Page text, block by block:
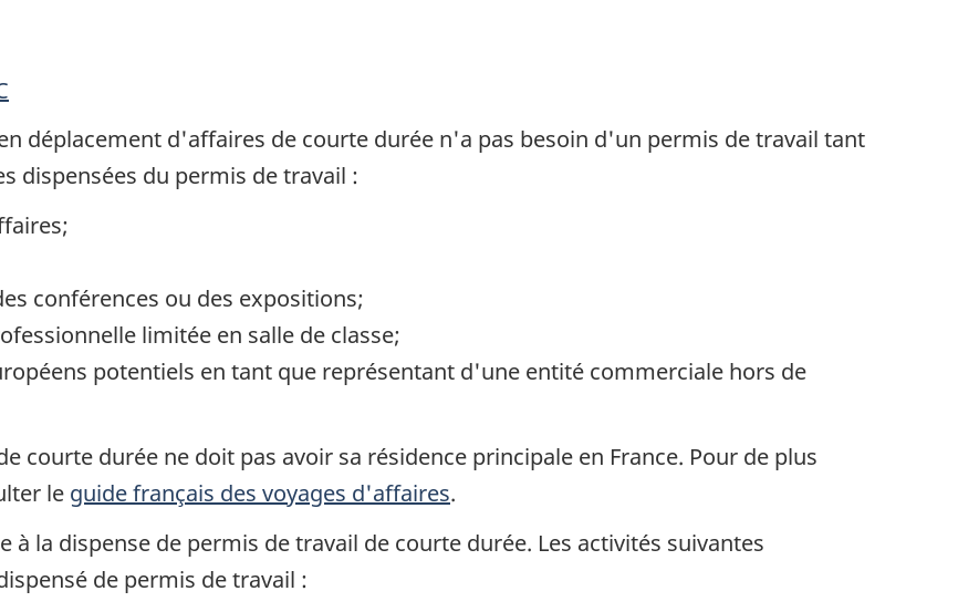
déplacement d'affaires de courte durée n'a pas besoin d'un permis de travail tant
dispensées du permis de travail :
conférences ou des expositions;
limitée en salle de classe;
potentiels en tant que représentant d'une entité commerciale hors de
courte durée ne doit pas avoir sa résidence principale en France. Pour de plus
le guide français des voyages d'affaires.
à la dispense de permis de travail de courte durée. Les activités suivantes
de permis de travail :